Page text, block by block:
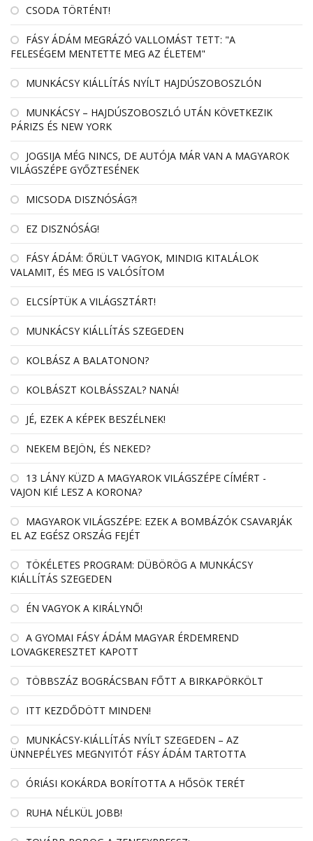
CSODA TÖRTÉNT!
FÁSY ÁDÁM MEGRÁZÓ VALLOMÁST TETT: "A
FELESÉGEM MENTETTE MEG AZ ÉLETEM"
MUNKÁCSY KIÁLLÍTÁS NYÍLT HAJDÚSZOBOSZLÓN
MUNKÁCSY – HAJDÚSZOBOSZLÓ UTÁN KÖVETKEZIK
PÁRIZS ÉS NEW YORK
JOGSIJA MÉG NINCS, DE AUTÓJA MÁR VAN A MAGYAROK
VILÁGSZÉPE GYŐZTESÉNEK
MICSODA DISZNÓSÁG?!
EZ DISZNÓSÁG!
FÁSY ÁDÁM: ŐRÜLT VAGYOK, MINDIG KITALÁLOK
VALAMIT, ÉS MEG IS VALÓSÍTOM
ELCSÍPTÜK A VILÁGSZTÁRT!
MUNKÁCSY KIÁLLÍTÁS SZEGEDEN
KOLBÁSZ A BALATONON?
KOLBÁSZT KOLBÁSSZAL? NANÁ!
JÉ, EZEK A KÉPEK BESZÉLNEK!
NEKEM BEJÖN, ÉS NEKED?
13 LÁNY KÜZD A MAGYAROK VILÁGSZÉPE CÍMÉRT -
VAJON KIÉ LESZ A KORONA?
MAGYAROK VILÁGSZÉPE: EZEK A BOMBÁZÓK CSAVARJÁK
EL AZ EGÉSZ ORSZÁG FEJÉT
TÖKÉLETES PROGRAM: DÜBÖRÖG A MUNKÁCSY
KIÁLLÍTÁS SZEGEDEN
ÉN VAGYOK A KIRÁLYNŐ!
A GYOMAI FÁSY ÁDÁM MAGYAR ÉRDEMREND
LOVAGKERESZTET KAPOTT
TÖBBSZÁZ BOGRÁCSBAN FŐTT A BIRKAPÖRKÖLT
ITT KEZDŐDÖTT MINDEN!
MUNKÁCSY-KIÁLLÍTÁS NYÍLT SZEGEDEN – AZ
ÜNNEPÉLYES MEGNYITÓT FÁSY ÁDÁM TARTOTTA
ÓRIÁSI KOKÁRDA BORÍTOTTA A HŐSÖK TERÉT
RUHA NÉLKÜL JOBB!